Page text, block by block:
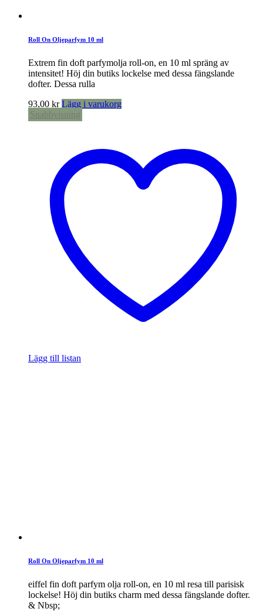
Roll On Oljeparfym 10 ml
Extrem fin doft parfymolja roll-on, en 10 ml spräng av
intensitet! Höj din butiks lockelse med dessa fängslande
dofter. Dessa rulla
93,00 kr Lägg i varukorg
Snabbvisning
Lägg till listan
Roll On Oljeparfym 10 ml
eiffel fin doft parfym olja roll-on, en 10 ml resa till parisisk
lockelse! Höj din butiks charm med dessa fängslande dofter.
& Nbsp;